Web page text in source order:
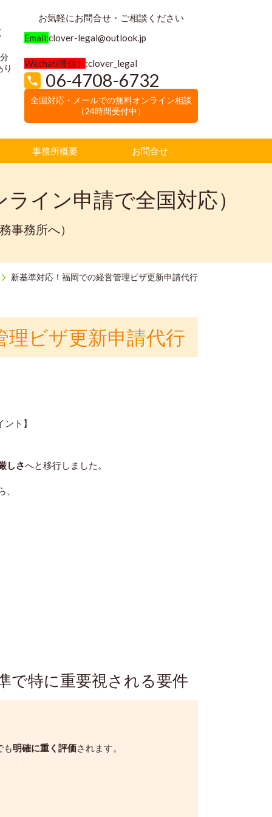
り
お気軽にお問合せ・ご相談ください
Email:clover-legal@outlook.jp
Wechat(微信） :clover_legal
06-4708-6732
全国対応・メールでの無料オンライン相談
（24時間受付中）
事務所概要 お問合せ
イン申請で全国対応）
事務所へ）
新基準対応！福岡での経営管理ビザ更新申請代行
理ビザ更新申請代行
ト】
しさへと移行しました。
で特に重要視される要件
も明確に重く評価されます。